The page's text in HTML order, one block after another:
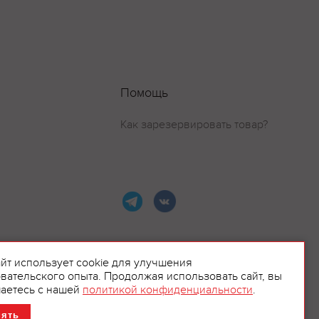
Помощь
Как зарезервировать товар?
использует cookie для улучшения
опыта. Продолжая использовать сайт, вы
с нашей политикой конфиденциальности.